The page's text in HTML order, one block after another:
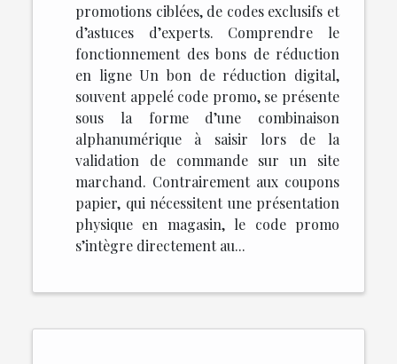
promotions ciblées, de codes exclusifs et
d’astuces d’experts. Comprendre le
fonctionnement des bons de réduction
en ligne Un bon de réduction digital,
souvent appelé code promo, se présente
sous la forme d’une combinaison
alphanumérique à saisir lors de la
validation de commande sur un site
marchand. Contrairement aux coupons
papier, qui nécessitent une présentation
physique en magasin, le code promo
s’intègre directement au...